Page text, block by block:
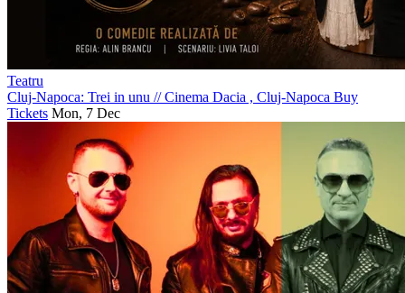
Teatru
Cluj-Napoca: Trei in unu //Cinema Dacia , Cluj-Napoca Buy
Tickets Mon, 7 Dec